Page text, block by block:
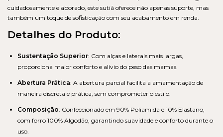
cuidadosamente elaborado, este sutiã oferece não apenas suporte, mas
também um toque de sofisticação com seu acabamento em renda.
Detalhes do Produto:
Sustentação Superior: Com alças e laterais mais largas,
proporciona maior conforto e alívio do peso das mamas.
Abertura Prática: A abertura parcial facilita a amamentação de
maneira discreta e prática, sem comprometer o estilo.
Composição: Confeccionado em 90% Poliamida e 10% Elastano,
com forro 100% Algodão, garantindo suavidade e conforto durante o
uso.